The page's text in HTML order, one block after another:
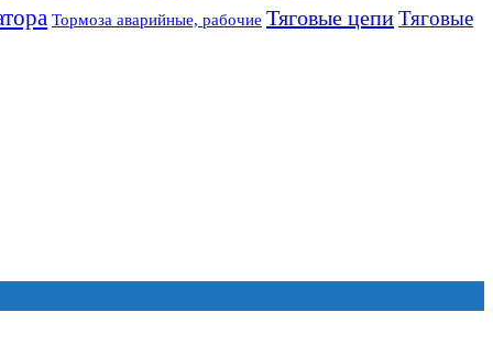
Тормоза аварийные, рабочие Тяговые цепиТяговые